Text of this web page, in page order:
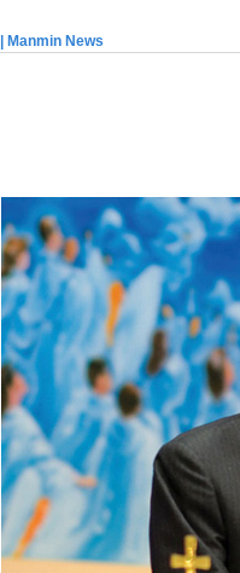
| Manmin News